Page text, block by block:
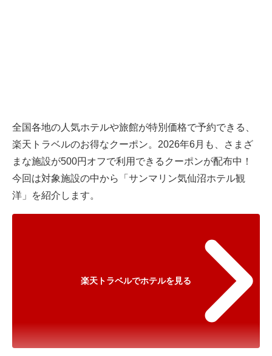
全国各地の人気ホテルや旅館が特別価格で予約できる、
楽天トラベルのお得なクーポン。2026年6月も、さまざ
まな施設が500円オフで利用できるクーポンが配布中！
今回は対象施設の中から「サンマリン気仙沼ホテル観
洋」を紹介します。
楽天トラベルでホテルを見る